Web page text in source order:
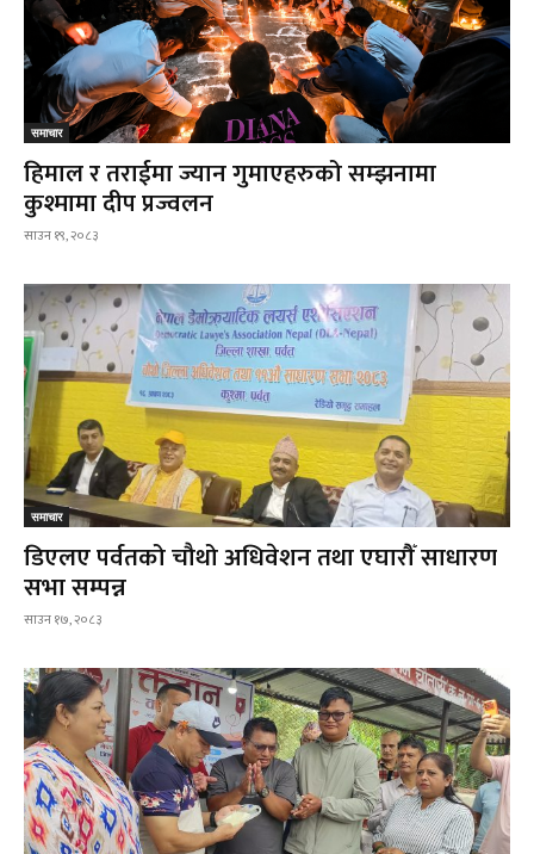
समाचार
हिमाल र तराईमा ज्यान गुमाएहरुको सम्झनामा
कुश्मामा दीप प्रज्वलन
साउन १९, २०८३
समाचार
डिएलए पर्वतको चौथो अधिवेशन तथा एघारौँ साधारण
सभा सम्पन्न
साउन १७, २०८३